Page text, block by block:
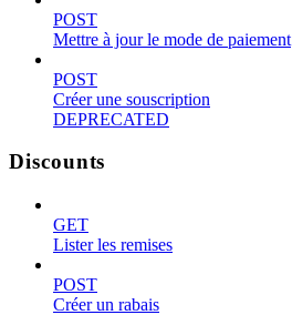
POST
Mettre à jour le mode de paiement
POST
Créer une souscription
DEPRECATED
Discounts
GET
Lister les remises
POST
Créer un rabais